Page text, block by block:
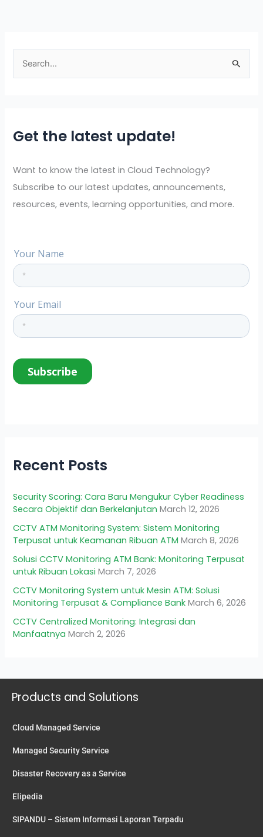
e
c
f
o
r
Get the latest update!
Want to know the latest in Cloud Technology?
Subscribe to our latest updates, announcements,
resources, events, learning opportunities, and more.
Recent Posts
Security Scoring: Cara Baru Mengukur Cyber Readiness
Secara Objektif dan Berkelanjutan March 12, 2026
CCTV ATM Monitoring System: Sistem Monitoring
Terpusat untuk Keamanan Ribuan ATM March 8, 2026
Solusi CCTV Monitoring ATM Bank: Monitoring Terpusat
untuk Ribuan Lokasi March 7, 2026
CCTV Monitoring System untuk Mesin ATM: Solusi
Monitoring Terpusat & Compliance Bank March 6, 2026
CCTV Centralized Monitoring: Integrasi dan
Manfaatnya March 2, 2026
Products and Solutions
Cloud Managed Service
Managed Security Service
Disaster Recovery as a Service
Elipedia
SIPANDU – Sistem Informasi Laporan Terpadu